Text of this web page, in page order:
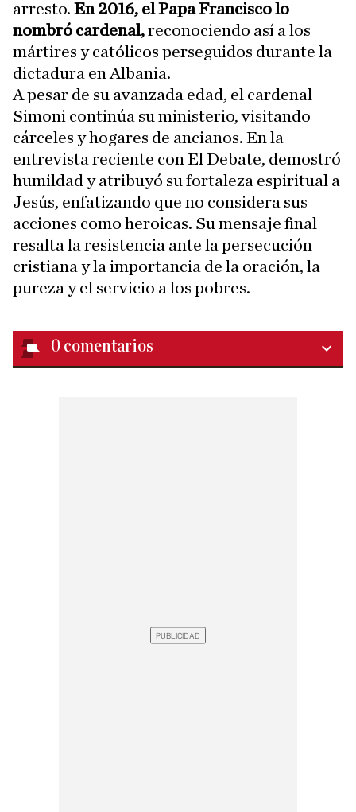
arresto. En 2016, el Papa Francisco lo
nombró cardenal,reconociendo así a los
mártires y católicos perseguidos durante la
dictadura en Albania.
A pesar de su avanzada edad, el cardenal
Simoni continúa su ministerio, visitando
cárceles y hogares de ancianos. En la
entrevista reciente con El Debate, demostró
humildad y atribuyó su fortaleza espiritual a
Jesús, enfatizando que no considera sus
acciones como heroicas. Su mensaje final
resalta la resistencia ante la persecución
cristiana y la importancia de la oración, la
pureza y el servicio a los pobres.
0 comentarios